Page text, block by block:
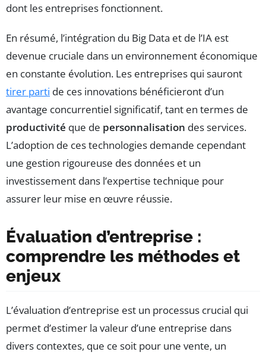
dont les entreprises fonctionnent.
En résumé, l’intégration du Big Data et de l’IA est
devenue cruciale dans un environnement économique
en constante évolution. Les entreprises qui sauront
tirer parti de ces innovations bénéficieront d’un
avantage concurrentiel significatif, tant en termes de
productivité que de personnalisation des services.
L’adoption de ces technologies demande cependant
une gestion rigoureuse des données et un
investissement dans l’expertise technique pour
assurer leur mise en œuvre réussie.
Évaluation d’entreprise :
comprendre les méthodes et
enjeux
L’évaluation d’entreprise est un processus crucial qui
permet d’estimer la valeur d’une entreprise dans
divers contextes, que ce soit pour une vente, un